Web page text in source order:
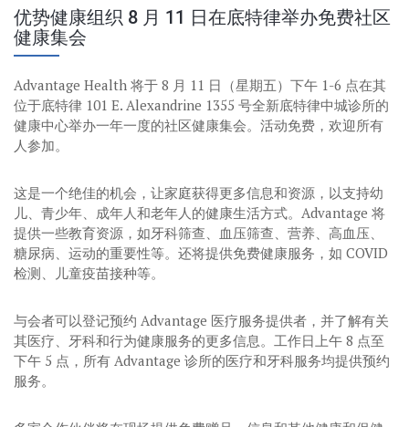
优势健康组织 8 月 11 日在底特律举办免费社区
健康集会
Advantage Health 将于 8 月 11 日（星期五）下午 1-6 点在其
位于底特律 101 E. Alexandrine 1355 号全新底特律中城诊所的
健康中心举办一年一度的社区健康集会。活动免费，欢迎所有
人参加。
这是一个绝佳的机会，让家庭获得更多信息和资源，以支持幼
儿、青少年、成年人和老年人的健康生活方式。Advantage 将
提供一些教育资源，如牙科筛查、血压筛查、营养、高血压、
糖尿病、运动的重要性等。还将提供免费健康服务，如 COVID
检测、儿童疫苗接种等。
与会者可以登记预约 Advantage 医疗服务提供者，并了解有关
其医疗、牙科和行为健康服务的更多信息。工作日上午 8 点至
下午 5 点，所有 Advantage 诊所的医疗和牙科服务均提供预约
服务。